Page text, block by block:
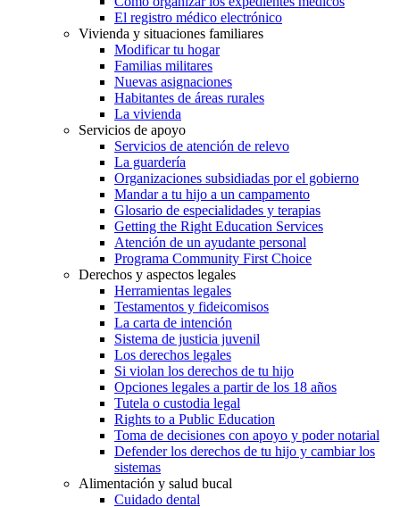
El registro médico electrónico
Vivienda y situaciones familiares
Modificar tu hogar
Familias militares
Nuevas asignaciones
Habitantes de áreas rurales
La vivienda
Servicios de apoyo
Servicios de atención de relevo
La guardería
Organizaciones subsidiadas por el gobierno
Mandar a tu hijo a un campamento
Glosario de especialidades y terapias
Getting the Right Education Services
Atención de un ayudante personal
Programa Community First Choice
Derechos y aspectos legales
Herramientas legales
Testamentos y fideicomisos
La carta de intención
Sistema de justicia juvenil
Los derechos legales
Si violan los derechos de tu hijo
Opciones legales a partir de los 18 años
Tutela o custodia legal
Rights to a Public Education
Toma de decisiones con apoyo y poder notarial
Defender los derechos de tu hijo y cambiar los
sistemas
Alimentación y salud bucal
Cuidado dental